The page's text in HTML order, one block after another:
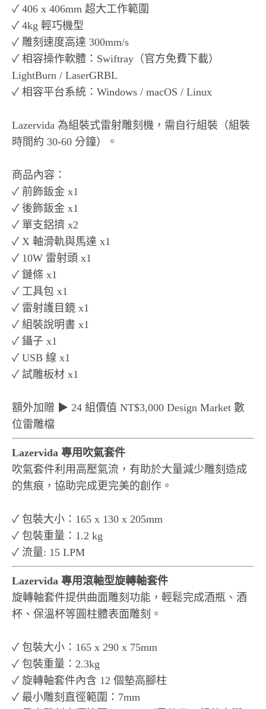
✓ 406 x 406mm 超大工作範圍
✓ 4kg 輕巧機型
✓ 雕刻速度高達 300mm/s
✓ 相容操作軟體：Swiftray（官方免費下載）
LightBurn / LaserGRBL
✓ 相容平台系統：Windows / macOS / Linux
Lazervida 為組裝式雷射雕刻機，需自行組裝（組裝
時間約 30-60 分鐘）。
商品內容：
✓ 前飾鈑金 x1
✓ 後飾鈑金 x1
✓ 單支鋁擠 x2
✓ X 軸滑軌與馬達 x1
✓ 10W 雷射頭 x1
✓ 鏈條 x1
✓ 工具包 x1
✓ 雷射護目鏡 x1
✓ 組裝說明書 x1
✓ 鑷子 x1
✓ USB 線 x1
✓ 試雕板材 x1
額外加贈 ▶ 24 組價值 NT$3,000 Design Market 數
位雷雕檔
Lazervida 專用吹氣套件
吹氣套件利用高壓氣流，有助於大量減少雕刻造成
的焦痕，協助完成更完美的創作。
✓ 包裝大小：165 x 130 x 205mm
✓ 包裝重量：1.2 kg
✓ 流量: 15 LPM
Lazervida 專用滾軸型旋轉軸套件
旋轉軸套件提供曲面雕刻功能，輕鬆完成酒瓶、酒
杯、保溫杯等圓柱體表面雕刻。
✓ 包裝大小：165 x 290 x 75mm
✓ 包裝重量：2.3kg
✓ 旋轉軸套件內含 12 個墊高腳柱
✓ 最小雕刻直徑範圍：7mm